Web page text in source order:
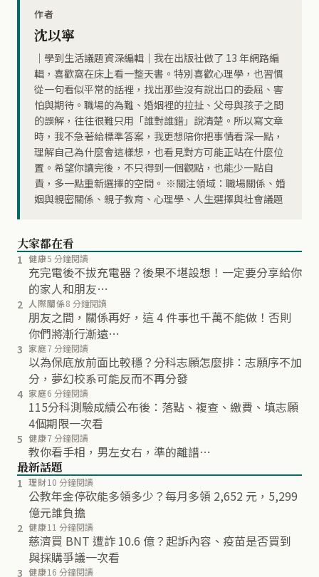
作者
沈以寧
｜學到生活議題資深編輯｜我在出版社做了 13 年網路編
輯，喜歡窩在床上看一整天書。特別喜歡心理學，也習慣
從一句看似平常的話裡，找出那些沒有說出口的委屈、害
怕與期待。職場的為難、婚姻裡的拉扯、父母與孩子之間
的誤解，往往很難只用「誰對誰錯」說清楚。所以寫文章
時，我不急著給標準答案，我更想陪你把事情看深一點，
理解自己為什麼會這樣想，也看見對方可能正站在什麼位
置。希望你讀完後，不只得到一個觀點，也能少一點自
責，多一點重新選擇的空間。 ※關注領域：職場關係、婚
姻與親密關係、親子教育、心理學、人生選擇與社會議題
大家都在看
1 健康5 分鐘閱讀
充完電後不拔充電器？後果不堪設想！一定要分享給你
的家人和朋友…
2 人際關係8 分鐘閱讀
朋友之間，關係再好，這 4 件事也千萬不能做！否則
你們將漸行漸遠…
3 家庭7 分鐘閱讀
以為保底放前面比較穩？分科志願怎麼排：志願序不加
分，夢幻校系可能反而不再分發
4 家庭6 分鐘閱讀
115分科測驗成績公布後：落點、複查、繳費、填志願
4個期限一次看
5 健康7 分鐘閱讀
教你看手相，男左女右，準的離譜…
最新話題
1 理財10 分鐘閱讀
公教年金停砍能多領多少？每月多領 2,652 元，5,299
億元誰負擔
2 健康11 分鐘閱讀
慈濟買 BNT 遭詐 10.6 億？起訴內容、疫苗是否買到
與採購爭議一次看
3 健康16 分鐘閱讀